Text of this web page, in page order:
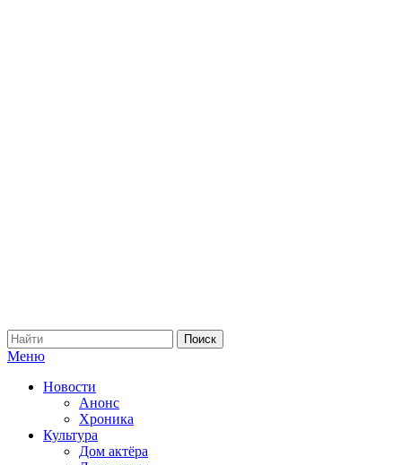
Меню
Новости
Анонс
Хроника
Культура
Дом актёра